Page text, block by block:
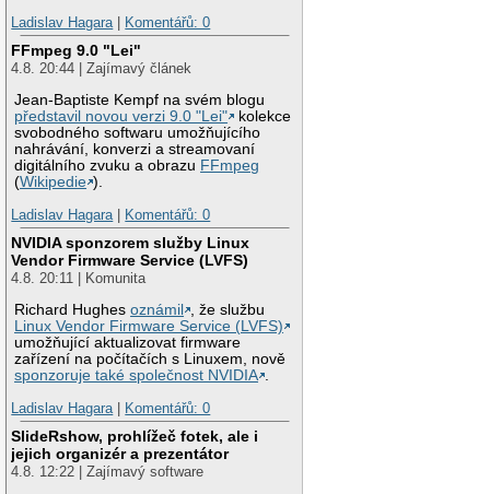
Ladislav Hagara
Komentářů: 0
FFmpeg 9.0 "Lei"
4.8. 20:44 | Zajímavý článek
Jean-Baptiste Kempf na svém blogu
představil novou verzi 9.0 "Lei"
kolekce
svobodného softwaru umožňujícího
nahrávání, konverzi a streamovaní
digitálního zvuku a obrazu FFmpeg
(Wikipedie ).
Ladislav Hagara
Komentářů: 0
NVIDIA sponzorem služby Linux
Vendor Firmware Service (LVFS)
4.8. 20:11 | Komunita
Richard Hughesoznámil
, že službu
Linux Vendor Firmware Service (LVFS)
umožňující aktualizovat firmware
zařízení na počítačích s Linuxem, nově
sponzoruje také společnost NVIDIA .
Ladislav Hagara | Komentářů: 0
SlideRshow, prohlížeč fotek, ale i
jejich organizér a prezentátor
4.8. 12:22 | Zajímavý software